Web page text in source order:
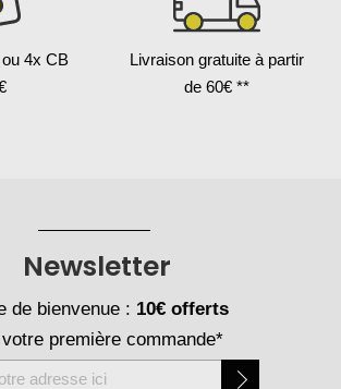
ou 4x CB
Livraison gratuite à partir
de 60€ **
Newsletter
de bienvenue : 10€ offerts
première commande*